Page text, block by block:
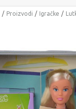
Proizvodi Igračke